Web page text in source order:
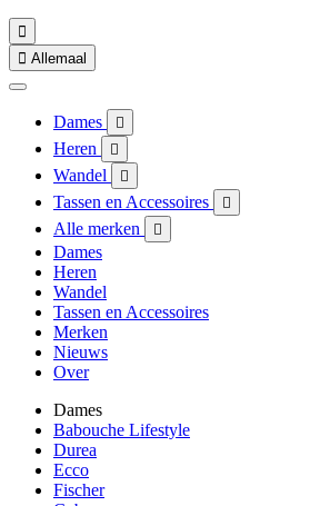

 Allemaal
Dames 
Heren 
Wandel 
Tassen en Accessoires 
Alle merken 
Dames
Heren
Wandel
Tassen en Accessoires
Merken
Nieuws
Over
Dames
Babouche Lifestyle
Durea
Ecco
Fischer